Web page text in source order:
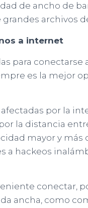
de ancho de
archivos
a internet
para conectarse
es la mejor
por la
la distancia
mayor y más
a hackeos
conectar,
ancha, como